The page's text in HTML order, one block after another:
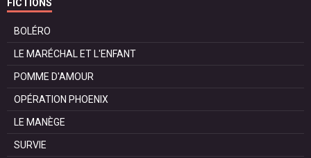
FICTIONS
BOLÉRO
LE MARÉCHAL ET L'ENFANT
POMME D'AMOUR
OPÉRATION PHOENIX
LE MANÈGE
SURVIE